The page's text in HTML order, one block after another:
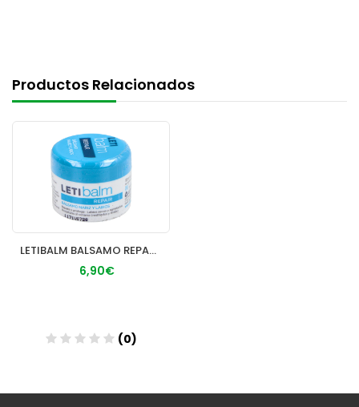
Productos Relacionados
LETIBALM BALSAMO REPARADOR NARIZ Y LABIOS 1 TARRO 10 ml
6,90€
(0)